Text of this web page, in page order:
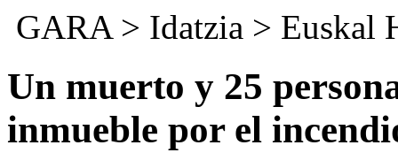
GARA> Idatzia > Euskal
Un muerto y 25
inmueble por el